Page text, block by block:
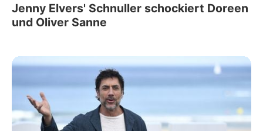
Jenny Elvers' Schnuller schockiert Doreen
und Oliver Sanne